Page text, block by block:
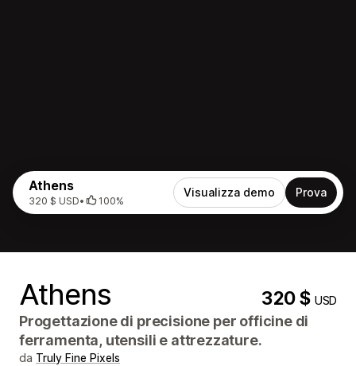
Athens
320 $ USD• 100%
Visualizza demo Prova
Athens 320 $USD
Progettazione di precisione per officine di
ferramenta, utensili e attrezzature.
da Truly Fine Pixels